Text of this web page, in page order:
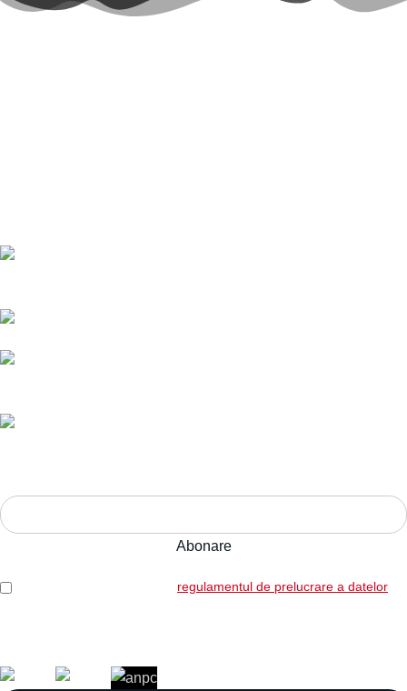
regulamentul de prelucrare a datelor